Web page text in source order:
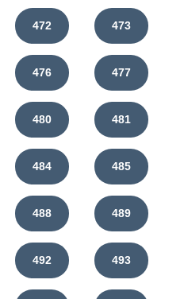
472 473
476 477
480 481
484 485
488 489
492 493